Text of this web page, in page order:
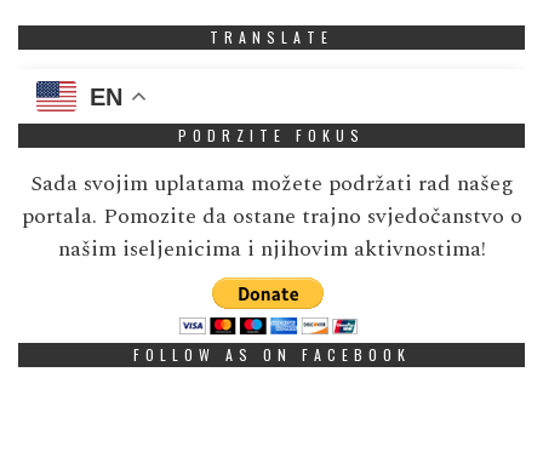
TRANSLATE
EN
PODRZITE FOKUS
Sada svojim uplatama možete podržati rad našeg
portala. Pomozite da ostane trajno svjedočanstvo o
našim iseljenicima i njihovim aktivnostima!
FOLLOW AS ON FACEBOOK